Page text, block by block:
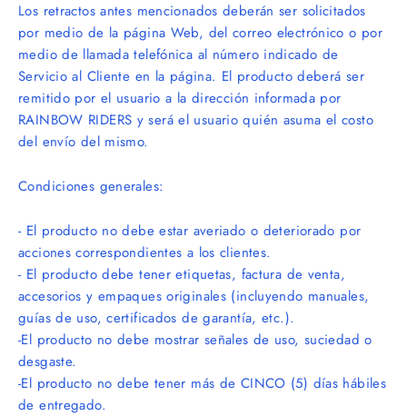
Los retractos antes mencionados deberán ser solicitados
por medio de la página Web, del correo electrónico o por
medio de llamada telefónica al número indicado de
Servicio al Cliente en la página. El producto deberá ser
remitido por el usuario a la dirección informada por
RAINBOW RIDERS y será el usuario quién asuma el costo
del envío del mismo.
Condiciones generales:
- El producto no debe estar averiado o deteriorado por
acciones correspondientes a los clientes.
- El producto debe tener etiquetas, factura de venta,
accesorios y empaques originales (incluyendo manuales,
guías de uso, certificados de garantía, etc.).
-El producto no debe mostrar señales de uso, suciedad o
desgaste.
-El producto no debe tener más de CINCO (5) días hábiles
de entregado.